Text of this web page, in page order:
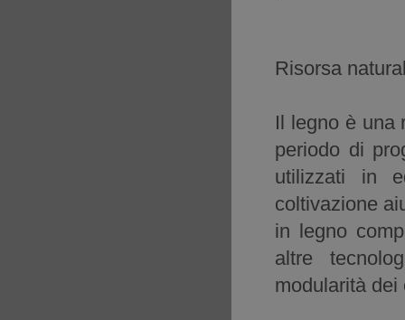
Risorsa
Il legno è una
periodo di
utilizzati in
coltivazione
in legno
altre
modularità